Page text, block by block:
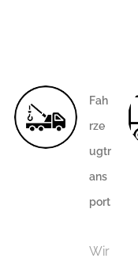
Fah
rze
ugtr
ans
port
Wir